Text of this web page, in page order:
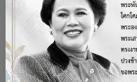
POS TERMINAL
SENOR V+5s